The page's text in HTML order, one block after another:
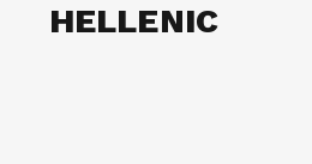
HELLENIC